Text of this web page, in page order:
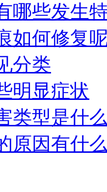
哪些发生
如何修复
分类
明显症状
类型是什
原因有什